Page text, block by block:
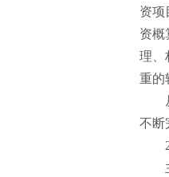
资项
资概
理、
重的
不断